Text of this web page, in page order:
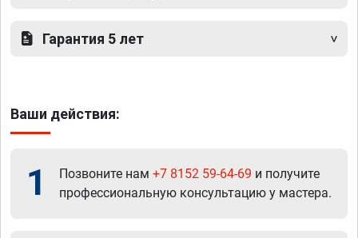
Гарантия 5 лет
Ваши действия:
1 Позвоните нам +7 8152 59-64-69 и получите
профессиональную консультацию у мастера.